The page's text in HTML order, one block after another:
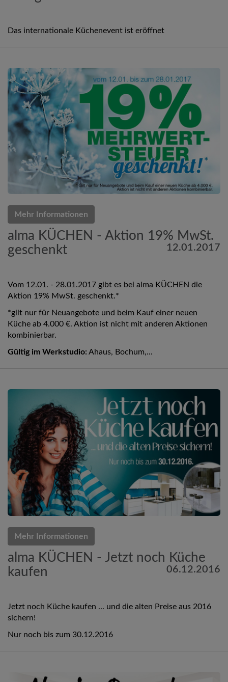
Das internationale Küchenevent ist eröffnet
Mehr Informationen
alma KÜCHEN - Aktion 19% MwSt.
geschenkt
12.01.2017
Vom 12.01. - 28.01.2017 gibt es bei alma KÜCHEN die
Aktion 19% MwSt. geschenkt.*
*gilt nur für Neuangebote und beim Kauf einer neuen
Küche ab 4.000 €. Aktion ist nicht mit anderen Aktionen
kombinierbar.
Gültig im Werkstudio: Ahaus, Bochum,...
Mehr Informationen
alma KÜCHEN - Jetzt noch Küche
kaufen
06.12.2016
Jetzt noch Küche kaufen ... und die alten Preise aus 2016
sichern!
Nur noch bis zum 30.12.2016